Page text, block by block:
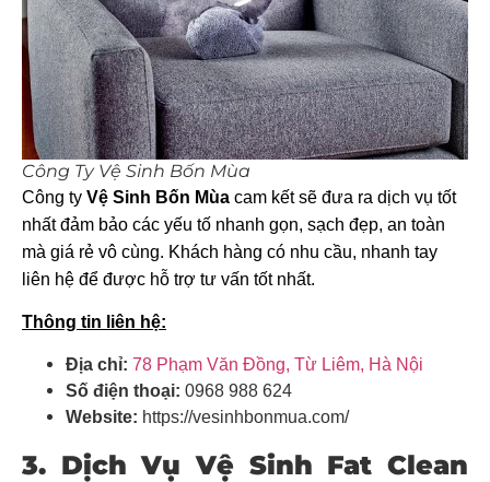
Công Ty Vệ Sinh Bốn Mùa
Công ty Vệ Sinh Bốn Mùa cam kết sẽ đưa ra dịch vụ tốt
nhất đảm bảo các yếu tố nhanh gọn, sạch đẹp, an toàn
mà giá rẻ vô cùng. Khách hàng có nhu cầu, nhanh tay
liên hệ để được hỗ trợ tư vấn tốt nhất.
Thông tin liên hệ:
Địa chỉ: 78 Phạm Văn Đồng, Từ Liêm, Hà Nội
Số điện thoại: 0968 988 624
Website: https://vesinhbonmua.com/
3. Dịch Vụ Vệ Sinh Fat Clean